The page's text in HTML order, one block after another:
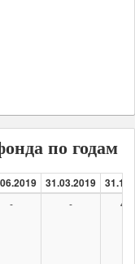
по годам
31.03.2019
- -